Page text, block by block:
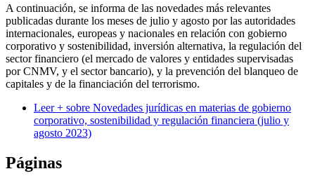
A continuación, se informa de las novedades más relevantes
publicadas durante los meses de julio y agosto por las autoridades
internacionales, europeas y nacionales en relación con gobierno
corporativo y sostenibilidad, inversión alternativa, la regulación del
sector financiero (el mercado de valores y entidades supervisadas
por CNMV, y el sector bancario), y la prevención del blanqueo de
capitales y de la financiación del terrorismo.
Leer + sobre Novedades jurídicas en materias de gobierno
corporativo, sostenibilidad y regulación financiera (julio y
agosto 2023)
Páginas